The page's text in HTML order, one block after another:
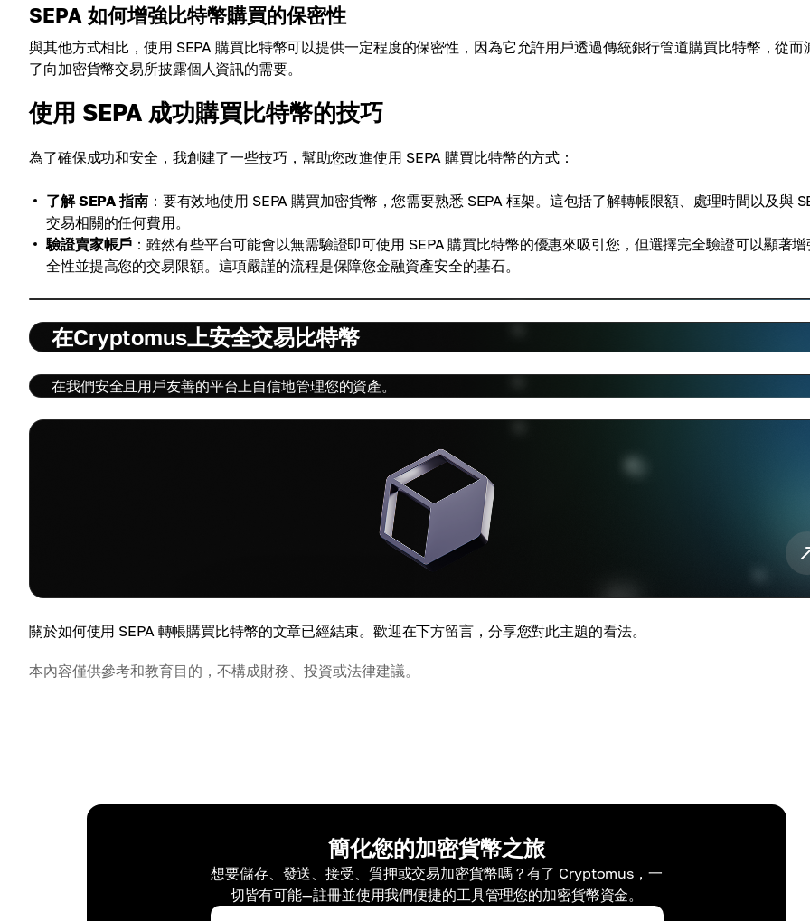
SEPA 如何增強比特幣購買的保密性
與其他方式相比，使用 SEPA 購買比特幣可以提供一定程度的保密性，因為它允許用戶透過傳統銀行管道購買比特幣，從而
了向加密貨幣交易所披露個人資訊的需要。
使用 SEPA 成功購買比特幣的技巧
為了確保成功和安全，我創建了一些技巧，幫助您改進使用 SEPA 購買比特幣的方式：
了解 SEPA 指南：要有效地使用 SEPA 購買加密貨幣，您需要熟悉 SEPA 框架。這包括了解轉帳限額、處理時間以及與
交易相關的任何費用。
驗證賣家帳戶 ：雖然有些平台可能會以無需驗證即可使用 SEPA 購買比特幣的優惠來吸引您，但選擇完全驗證可以顯著
全性並提高您的交易限額。這項嚴謹的流程是保障您金融資產安全的基石。
在Cryptomus上安全交易比特幣
在我們安全且用戶友善的平台上自信地管理您的資產。
關於如何使用 SEPA 轉帳購買比特幣的文章已經結束。歡迎在下方留言，分享您對此主題的看法。
本內容僅供參考和教育目的，不構成財務、投資或法律建議。
簡化您的加密貨幣之旅
想要儲存、發送、接受、質押或交易加密貨幣嗎？有了 Cryptomus，一
切皆有可能—註冊並使用我們便捷的工具管理您的加密貨幣資金。